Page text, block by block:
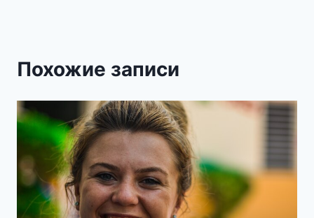
Похожие записи